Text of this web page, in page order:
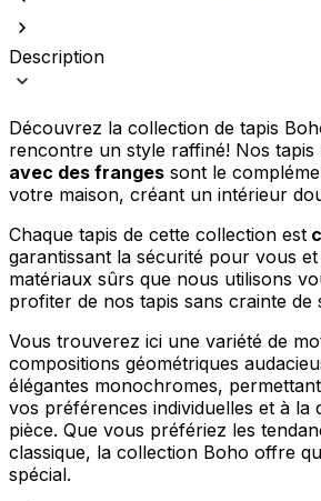
Description
Découvrez la collection de tapis
rencontre un style raffiné! Nos tapis
avec des franges sont le
votre maison, créant un intérieur
Chaque tapis de cette collection est
garantissant la sécurité pour vous
matériaux sûrs que nous utilisons
profiter de nos tapis sans crainte de
Vous trouverez ici une variété de
compositions géométriques
élégantes monochromes,
vos préférences individuelles et à la
pièce. Que vous préfériez les
classique, la collection Boho offre
spécial.
engageantes pour l'utilisateur individuel et, par
précieuses pour les éditeurs et les annonceurs
Non classés
Les cookies non classés sont des cookies qui
classification, en collaboration avec les
individuels.
Rejeter
Enregistrer mes
Accepter tout